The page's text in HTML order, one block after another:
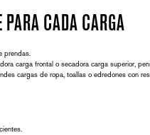
CADA CARGA
prendas.
carga frontal o secadora carga superior,
cargas de ropa, toallas o edredones con